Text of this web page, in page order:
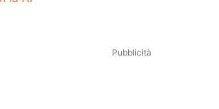
Pubblicità